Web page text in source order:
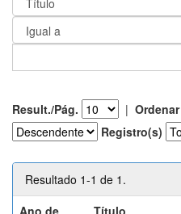
Result./Pág. |
Registro(s)
Resultado 1-1 de 1.
Ano de
Título